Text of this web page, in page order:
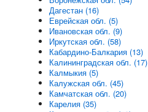
Дагестан (16)
Еврейская обл. (5)
Ивановская обл. (9)
Иркутская обл. (58)
Кабардино-Балкария (13)
Калининградская обл. (17)
Калмыкия (5)
Калужская обл. (45)
Камчатская обл. (20)
Карелия (35)